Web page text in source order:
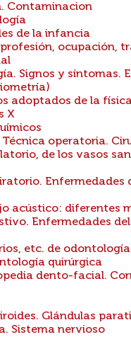
Contaminacion
de la infancia
ocupación,
Signos y síntomas.
adoptados de la
X
operatoria.
de los vasos
Enfermedades
acústico: diferentes
Enfermedades
etc. de odontología
quirúrgica
dento-facial.
Glándulas
Sistema nervioso